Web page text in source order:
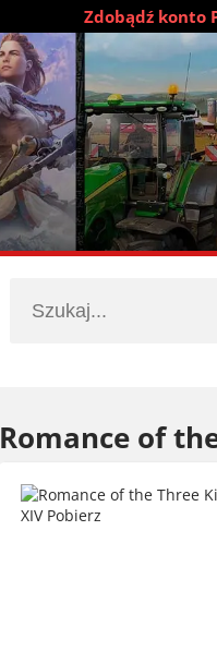
Zdobądź konto
Romance of